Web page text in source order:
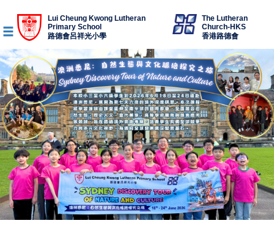
Lui Cheung Kwong Lutheran
Primary School
路德會呂祥光小學
The Lutheran
Church-HKS
香港路德會